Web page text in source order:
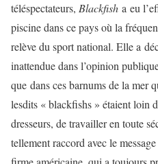
téléspectateurs, Blackfish a eu
piscine dans ce pays où la
relève du sport national. Elle a
inattendue dans l’opinion
que dans ces barnums de la mer
lesdits « blackfishs » étaient loin
dresseurs, de travailler en toute
tellement raccord avec le